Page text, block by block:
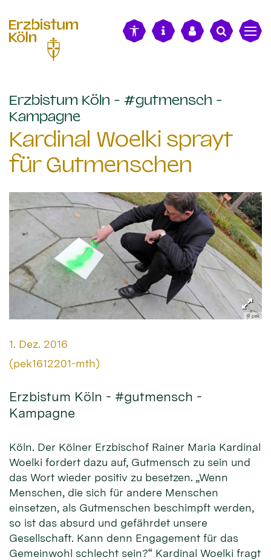
Erzbistum Köln - #gutmensch -
Kampagne:
Kardinal Woelki sprayt
für Gutmenschen
© pek
Datum:
1. Dez. 2016
Von:
(pek1612201-mth)
Erzbistum Köln - #gutmensch -
Kampagne
Köln. Der Kölner Erzbischof Rainer Maria Kardinal
Woelki fordert dazu auf, Gutmensch zu sein und
das Wort wieder positiv zu besetzen. „Wenn
Menschen, die sich für andere Menschen
einsetzen, als Gutmenschen beschimpft werden,
so ist das absurd und gefährdet unsere
Gesellschaft. Kann denn Engagement für das
Gemeinwohl schlecht sein?“ Kardinal Woelki fragt